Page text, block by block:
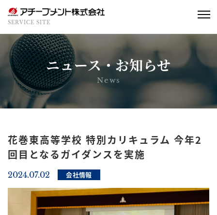
SERVICE SITE
ニュース・お知らせ
News
花巻東高等学校 特別カリキュラム 今年2
回目となるガイダンスを実施
2024.07.02 会社情報